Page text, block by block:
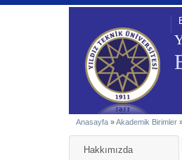
Anasayfa »Akademik Birimler
Hakkımızda